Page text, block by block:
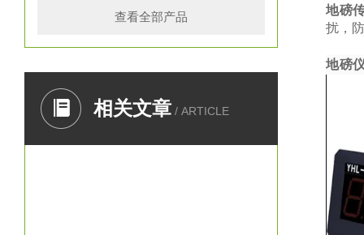
查看全部产品
相关文章 / ARTICLE
地磅
扰，
地磅